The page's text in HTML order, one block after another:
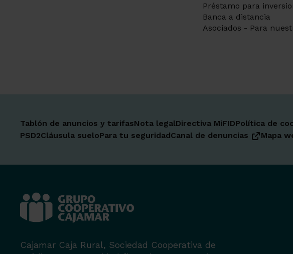
Préstamo para
Banca a distancia
Asociados - Para
Tablón de anuncios y tarifasNota legalDirectiva MiFIDPolítica de
PSD2Cláusula sueloPara tu seguridadCanal de denuncias Mapa
Cajamar Caja Rural, Sociedad Cooperativa de